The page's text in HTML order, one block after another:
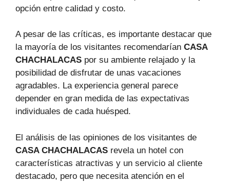
opción entre calidad y costo.
A pesar de las críticas, es importante destacar que
la mayoría de los visitantes recomendarían CASA
CHACHALACAS por su ambiente relajado y la
posibilidad de disfrutar de unas vacaciones
agradables. La experiencia general parece
depender en gran medida de las expectativas
individuales de cada huésped.
El análisis de las opiniones de los visitantes de
CASA CHACHALACAS revela un hotel con
características atractivas y un servicio al cliente
destacado, pero que necesita atención en el